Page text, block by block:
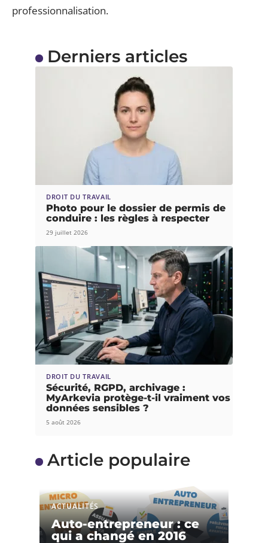
professionnalisation.
Derniers articles
DROIT DU TRAVAIL
Photo pour le dossier de permis de
conduire : les règles à respecter
29 juillet 2026
DROIT DU TRAVAIL
Sécurité, RGPD, archivage :
MyArkevia protège-t-il vraiment vos
données sensibles ?
5 août 2026
Article populaire
ACTUALITÉS
Auto-entrepreneur : ce
qui a changé en 2016